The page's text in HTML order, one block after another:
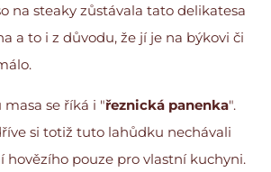
na steaky zůstávala tato delikatesa
a to i z důvodu, že jí je na býkovi či
se říká i "řeznická panenka".
si totiž tuto lahůdku nechávali
hovězího pouze pro vlastní kuchyni.